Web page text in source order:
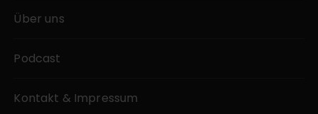
Über uns
Podcast
Kontakt & Impressum